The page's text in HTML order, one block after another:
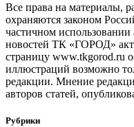
Все права на материалы,
охраняются законом
частичном
новостей ТК «ГОРОД»
страницу www.tkgorod.ru
иллюстраций возможно
редакции. Мнение
авторов статей,
Рубрики